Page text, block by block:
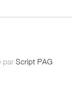
par Script PAG